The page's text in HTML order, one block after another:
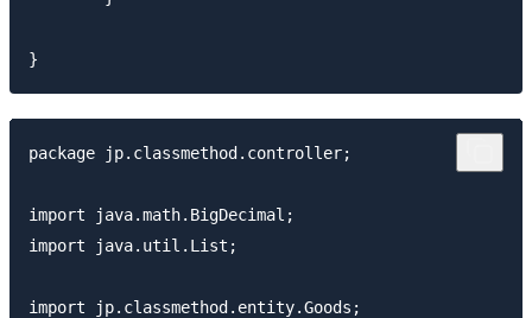
package jp.classmethod.controller;
import java.math.BigDecimal;
import java.util.List;
import jp.classmethod.entity.Goods;